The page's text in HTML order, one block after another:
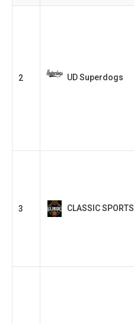
2 UD Superdogs
3 CLASSIC SPORTS